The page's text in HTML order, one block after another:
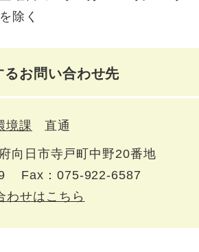
除く
るお問い合わせ先
境課 直通
向日市寺戸町中野20番地
Fax：075-922-6587
わせはこちら